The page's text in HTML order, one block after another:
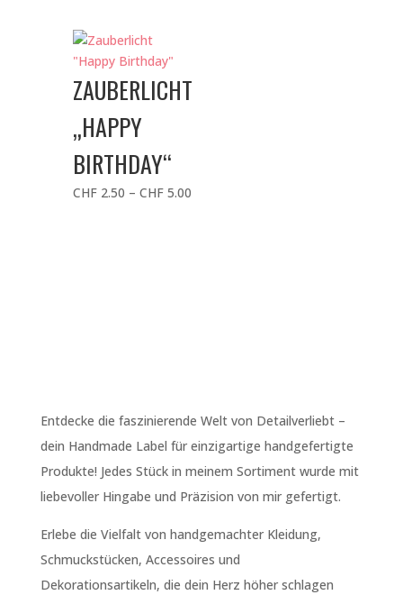
ZAUBERLICHT
„HAPPY
BIRTHDAY“
CHF2.50 – CHF5.00Preisspanne:
Entdecke die faszinierende Welt von Detailverliebt –
dein Handmade Label für einzigartige handgefertigte
Produkte! Jedes Stück in meinem Sortiment wurde mit
liebevoller Hingabe und Präzision von mir gefertigt.
Erlebe die Vielfalt von handgemachter Kleidung,
Schmuckstücken, Accessoires und
Dekorationsartikeln, die dein Herz höher schlagen